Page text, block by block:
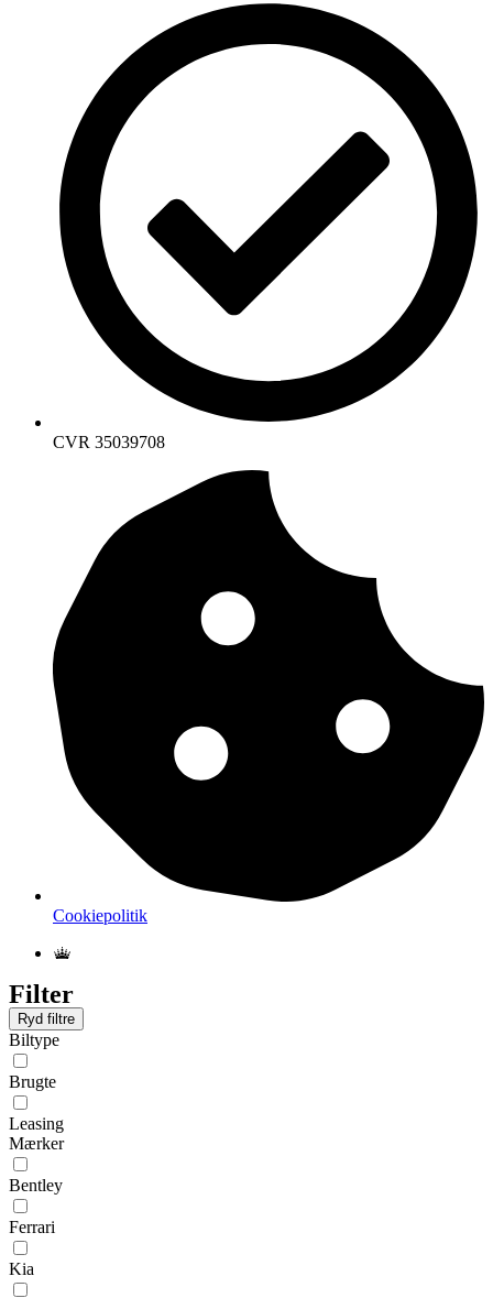
CVR 35039708
Cookiepolitik
Filter
Ryd filtre
Biltype
Brugte
Leasing
Mærker
Bentley
Ferrari
Kia